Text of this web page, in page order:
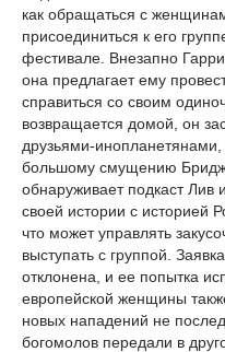
как обращаться с
присоединиться к его
фестивале. Внезапно
она предлагает ему
справиться со своим
возвращается домой, он
друзьями-
большому смущению
обнаруживает подкаст Лив
своей истории с историей
что может управлять
выступать с группой.
отклонена, и ее попытка
европейской женщины
новых нападений не
богомолов передали в